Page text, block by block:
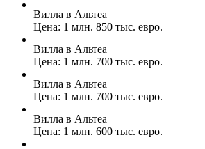
Вилла в Альтеа
Цена: 1 млн. 850 тыс. евро.
Вилла в Альтеа
Цена: 1 млн. 700 тыс. евро.
Вилла в Альтеа
Цена: 1 млн. 700 тыс. евро.
Вилла в Альтеа
Цена: 1 млн. 600 тыс. евро.